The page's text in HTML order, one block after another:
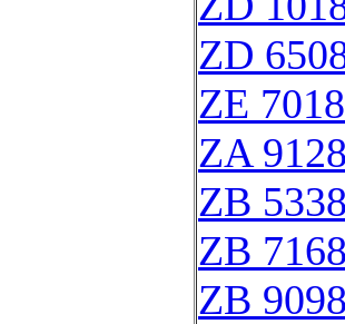
ZD
ZE
ZA
ZB
ZB
ZB